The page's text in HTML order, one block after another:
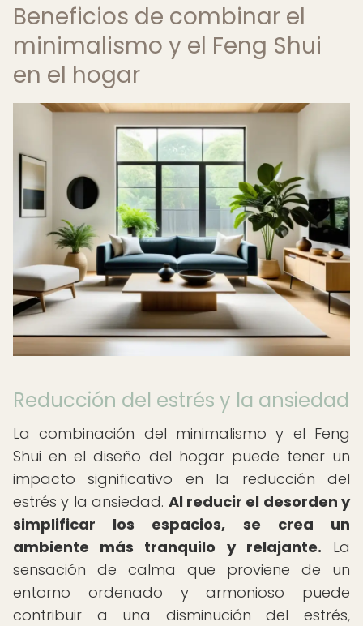
Beneficios de combinar el
minimalismo y el Feng Shui
en el hogar
Reducción del estrés y la ansiedad
La combinación del minimalismo y el Feng
Shui en el diseño del hogar puede tener un
impacto significativo en la reducción del
estrés y la ansiedad. Al reducir el desorden y
simplificar los espacios, se crea un
ambiente más tranquilo y relajante. La
sensación de calma que proviene de un
entorno ordenado y armonioso puede
contribuir a una disminución del estrés,